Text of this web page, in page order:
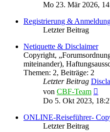
Mo 23. Mär 2026,
Registrierung &
Letzter Beitrag
Netiquette & Disclaimer
Copyright,
miteinander),
Themen: 2, Beiträge: 2
Letzter Beitrag
von CBF-Team
Do 5. Okt 2023,
ONLINE-Reiseführer-
Letzter Beitrag